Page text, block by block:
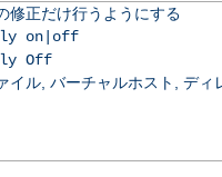
修正だけ行うようにする
on|off
Off
イル, バーチャルホスト, ディ